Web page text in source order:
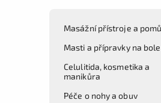
Masážní přístroje a
Masti a přípravky na
Celulitida, kosmetika a
manikůra
Péče o nohy a obuv